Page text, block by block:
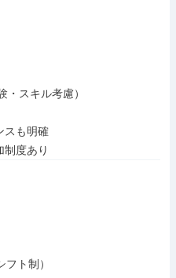
・スキル考慮）
スも明確
制度あり
ト制）